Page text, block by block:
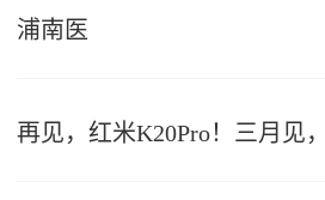
浦南医
再见，红米K20Pro！三月见